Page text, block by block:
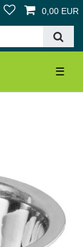
0,00 EUR
☰